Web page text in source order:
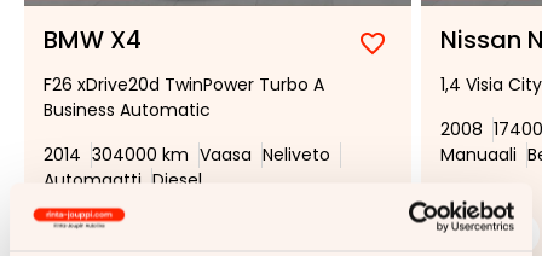
BMW X4
Lisää
suosikiksi
Poista
suosikeista
F26 xDrive20d TwinPower Turbo A
Business Automatic
2014 304000 km Vaasa Neliveto
Automaatti Diesel
alk. 149 €
Nissan
1,4 Visia
2008
Manuaali
alk. 77 €